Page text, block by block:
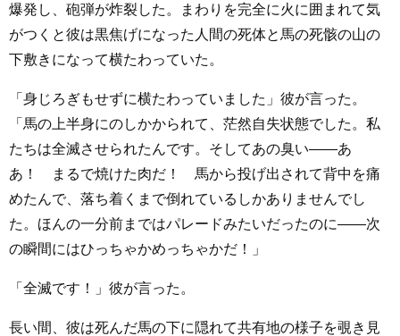
爆発し、砲弾が炸裂した。まわりを完全に火に囲まれて気
がつくと彼は黒焦げになった人間の死体と馬の死骸の山の
下敷きになって横たわっていた。
「身じろぎもせずに横たわっていました」彼が言った。
「馬の上半身にのしかかられて、茫然自失状態でした。私
たちは全滅させられたんです。そしてあの臭い――あ
あ！ まるで焼けた肉だ！ 馬から投げ出されて背中を痛
めたんで、落ち着くまで倒れているしかありませんでし
た。ほんの一分前まではパレードみたいだったのに――次
の瞬間にはひっちゃかめっちゃかだ！」
「全滅です！」彼が言った。
長い間、彼は死んだ馬の下に隠れて共有地の様子を覗き見